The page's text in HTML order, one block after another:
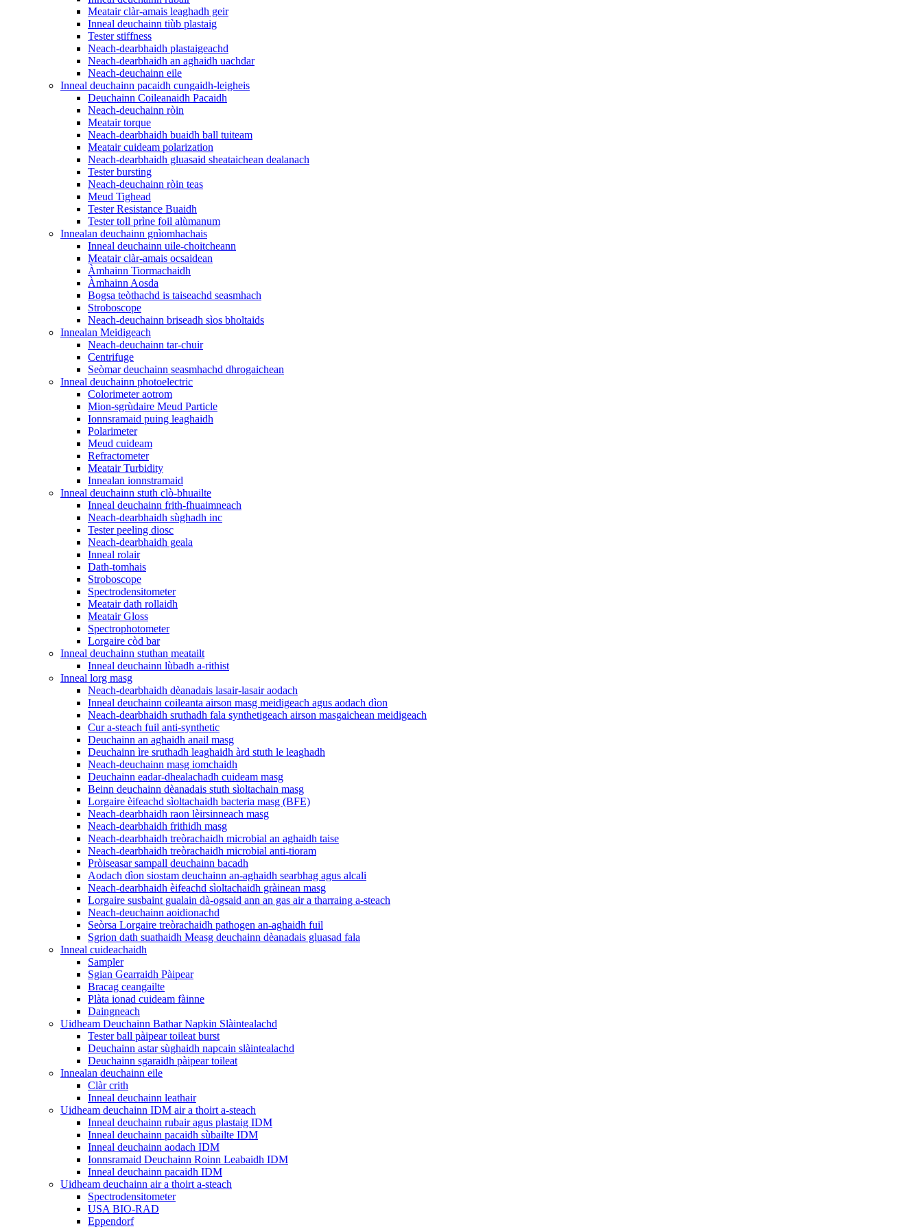
Meatair clàr-amais leaghadh geir
Inneal deuchainn tiùb plastaig
Tester stiffness
Neach-dearbhaidh plastaigeachd
Neach-dearbhaidh an aghaidh uachdar
Neach-deuchainn eile
Inneal deuchainn pacaidh cungaidh-leigheis
Deuchainn Coileanaidh Pacaidh
Neach-deuchainn ròin
Meatair torque
Neach-dearbhaidh buaidh ball tuiteam
Meatair cuideam polarization
Neach-dearbhaidh gluasaid sheataichean dealanach
Tester bursting
Neach-deuchainn ròin teas
Meud Tighead
Tester Resistance Buaidh
Tester toll prìne foil alùmanum
Innealan deuchainn gnìomhachais
Inneal deuchainn uile-choitcheann
Meatair clàr-amais ocsaidean
Àmhainn Tiormachaidh
Àmhainn Aosda
Bogsa teòthachd is taiseachd seasmhach
Stroboscope
Neach-deuchainn briseadh sìos bholtaids
Innealan Meidigeach
Neach-deuchainn tar-chuir
Centrifuge
Seòmar deuchainn seasmhachd dhrogaichean
Inneal deuchainn photoelectric
Colorimeter aotrom
Mion-sgrùdaire Meud Particle
Ionnsramaid puing leaghaidh
Polarimeter
Meud cuideam
Refractometer
Meatair Turbidity
Innealan ionnstramaid
Inneal deuchainn stuth clò-bhuailte
Inneal deuchainn frith-fhuaimneach
Neach-dearbhaidh sùghadh inc
Tester peeling diosc
Neach-dearbhaidh geala
Inneal rolair
Dath-tomhais
Stroboscope
Spectrodensitometer
Meatair dath rollaidh
Meatair Gloss
Spectrophotometer
Lorgaire còd bar
Inneal deuchainn stuthan meatailt
Inneal deuchainn lùbadh a-rithist
Inneal lorg masg
Neach-dearbhaidh dèanadais lasair-lasair aodach
Inneal deuchainn coileanta airson masg meidigeach agus aodach dìon
Neach-dearbhaidh sruthadh fala synthetigeach airson masgaichean meidigeach
Cur a-steach fuil anti-synthetic
Deuchainn an aghaidh anail masg
Deuchainn ìre sruthadh leaghaidh àrd stuth le leaghadh
Neach-deuchainn masg iomchaidh
Deuchainn eadar-dhealachadh cuideam masg
Beinn deuchainn dèanadais stuth sìoltachain masg
Lorgaire èifeachd sìoltachaidh bacteria masg (BFE)
Neach-dearbhaidh raon lèirsinneach masg
Neach-dearbhaidh frithidh masg
Neach-dearbhaidh treòrachaidh microbial an aghaidh taise
Neach-dearbhaidh treòrachaidh microbial anti-tioram
Pròiseasar sampall deuchainn bacadh
Aodach dìon siostam deuchainn an-aghaidh searbhag agus alcali
Neach-dearbhaidh èifeachd sìoltachaidh gràinean masg
Lorgaire susbaint gualain dà-ogsaid ann an gas air a tharraing a-steach
Neach-deuchainn aoidionachd
Seòrsa Lorgaire treòrachaidh pathogen an-aghaidh fuil
Sgrion dath suathaidh Measg deuchainn dèanadais gluasad fala
Inneal cuideachaidh
Sampler
Sgian Gearraidh Pàipear
Bracag ceangailte
Plàta ionad cuideam fàinne
Daingneach
Uidheam Deuchainn Bathar Napkin Slàintealachd
Tester ball pàipear toileat burst
Deuchainn astar sùghaidh napcain slàintealachd
Deuchainn sgaraidh pàipear toileat
Innealan deuchainn eile
Clàr crith
Inneal deuchainn leathair
Uidheam deuchainn IDM air a thoirt a-steach
Inneal deuchainn rubair agus plastaig IDM
Inneal deuchainn pacaidh sùbailte IDM
Inneal deuchainn aodach IDM
Ionnsramaid Deuchainn Roinn Leabaidh IDM
Inneal deuchainn pacaidh IDM
Uidheam deuchainn air a thoirt a-steach
Spectrodensitometer
USA BIO-RAD
Eppendorf